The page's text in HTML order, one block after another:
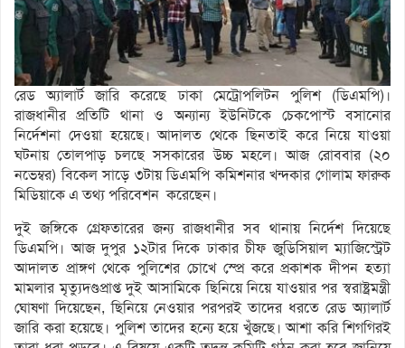
রেড অ্যালার্ট জারি করেছে ঢাকা মেট্রোপলিটন পুলিশ (ডিএমপি)।
রাজধানীর প্রতিটি থানা ও অন্যান্য ইউনিটকে চেকপোস্ট বসানোর
নির্দেশনা দেওয়া হয়েছে। আদালত থেকে ছিনতাই করে নিয়ে যাওয়া
ঘটনায় তোলপাড় চলছে ‍সসকারের উচ্চ মহলে। আজ রোববার (২০
নভেম্বর) বিকেল সাড়ে ৩টায় ডিএমপি কমিশনার খন্দকার গোলাম ফারুক
মিডিয়াকে এ তথ্য পরিবেশন করেছেন।
দুই জঙ্গিকে গ্রেফতারের জন্য রাজধানীর সব থানায় নির্দেশ দিয়েছে
ডিএমপি। আজ দুপুর ১২টার দিকে ঢাকার চীফ জুডিসিয়াল ম্যাজিস্ট্রেট
আদালত প্রাঙ্গণ থেকে পুলিশের চোখে স্প্রে করে প্রকাশক দীপন হত্যা
মামলার মৃত্যুদণ্ডপ্রাপ্ত দুই আসামিকে ছিনিয়ে নিয়ে যাওয়ার পর স্বরাষ্ট্রমন্ত্রী
ঘোষণা দিয়েছেন, ছিনিয়ে নেওয়ার পরপরই তাদের ধরতে রেড অ্যালার্ট
জারি করা হয়েছে। পুলিশ তাদের হন্যে হয়ে খুঁজছে। আশা করি শিগগিরই